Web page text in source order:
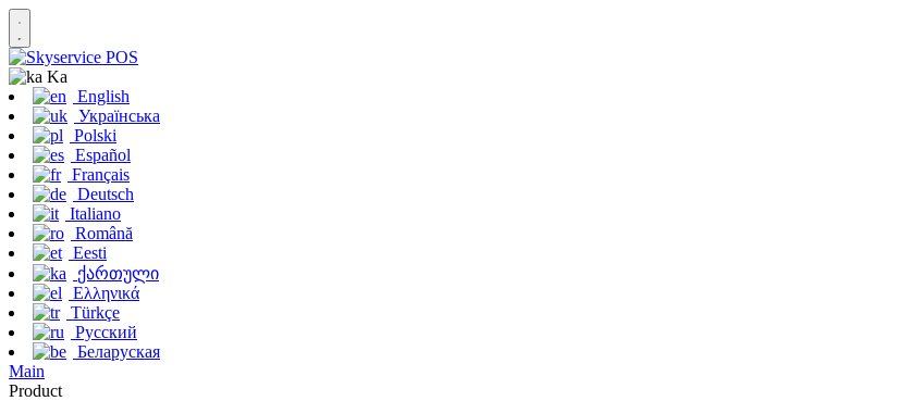
Ka
English
Українська
Polski
Español
Français
Deutsch
Italiano
Română
Eesti
ქართული
Ελληνικά
Türkçe
Русский
Беларуская
Main
Product